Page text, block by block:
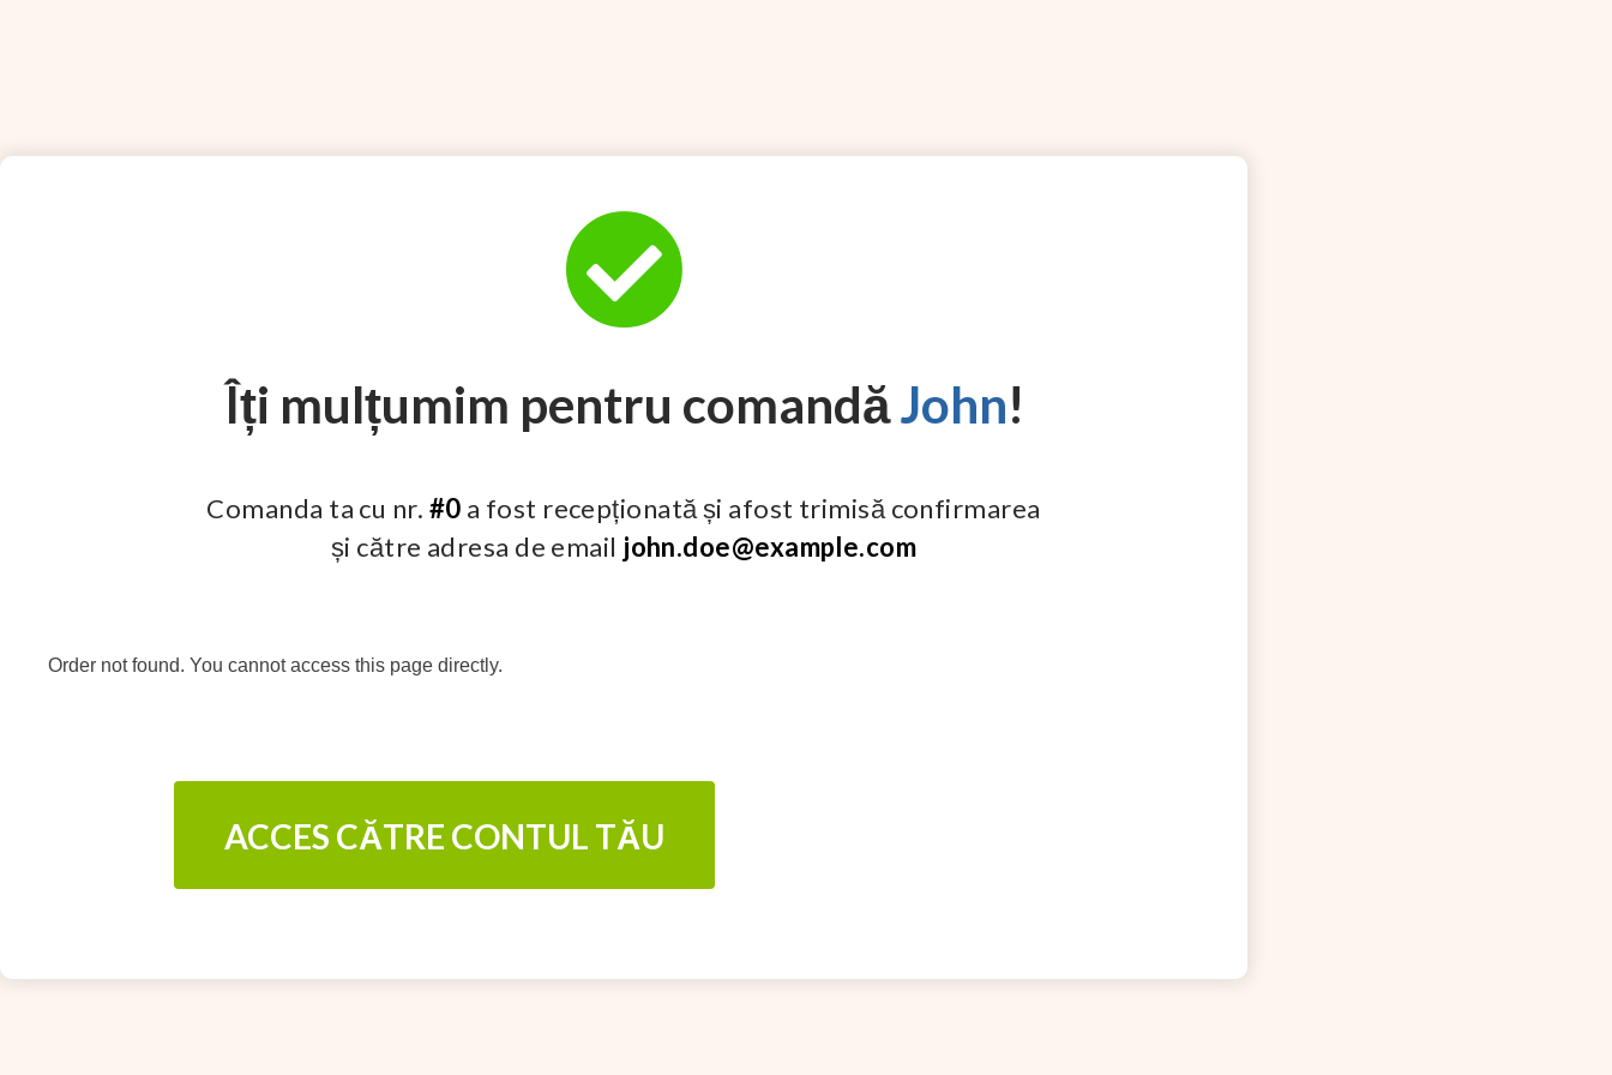
Îți mulțumim pentru comandăJohn!
Comanda ta cu nr. #0 a fost recepționată și afost trimisă confirmarea
și către adresa de email john.doe@example.com
Order not found. You cannot access this page directly.
ACCES CĂTRE CONTUL TĂU